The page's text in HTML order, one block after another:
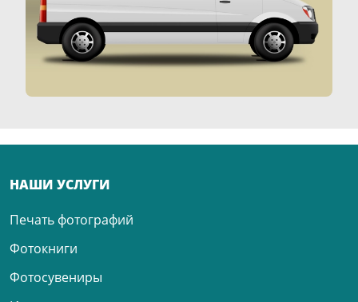
НАШИ УСЛУГИ
Печать фотографий
Фотокниги
Фотосувениры